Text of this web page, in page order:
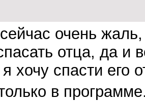
очень
отца, да и
хочу спасти его
в